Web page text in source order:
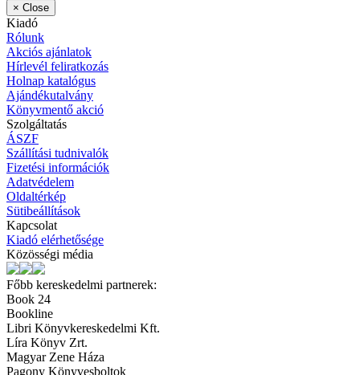
× Close
Kiadó
Rólunk
Akciós ajánlatok
Hírlevél feliratkozás
Holnap katalógus
Ajándékutalvány
Könyvmentő akció
Szolgáltatás
ÁSZF
Szállítási tudnivalók
Fizetési információk
Adatvédelem
Oldaltérkép
Sütibeállítások
Kapcsolat
Kiadó elérhetősége
Közösségi média
Főbb kereskedelmi partnerek:
Book 24
Bookline
Libri Könyvkereskedelmi Kft.
Líra Könyv Zrt.
Magyar Zene Háza
Pagony Könyvesboltok